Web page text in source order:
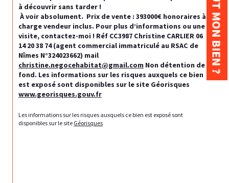
à découvrir sans tarder !
À voir absolument. Prix de vente : 393000€ honoraires à
charge vendeur inclus. Pour plus d’informations ou une
visite, contactez-moi ! Réf CC3987 Christine CARLIER 06
14 20 38 74 (agent commercial immatriculé au RSAC de
Nîmes N°324023662) mail
christine.negocehabitat@gmail.com Non détention de
fond. Les informations sur les risques auxquels ce bien
est exposé sont disponibles sur le site Géorisques
www.georisques.gouv.fr
Les informations sur les risques auxquels ce bien est exposé sont
disponibles sur le site Géorisques